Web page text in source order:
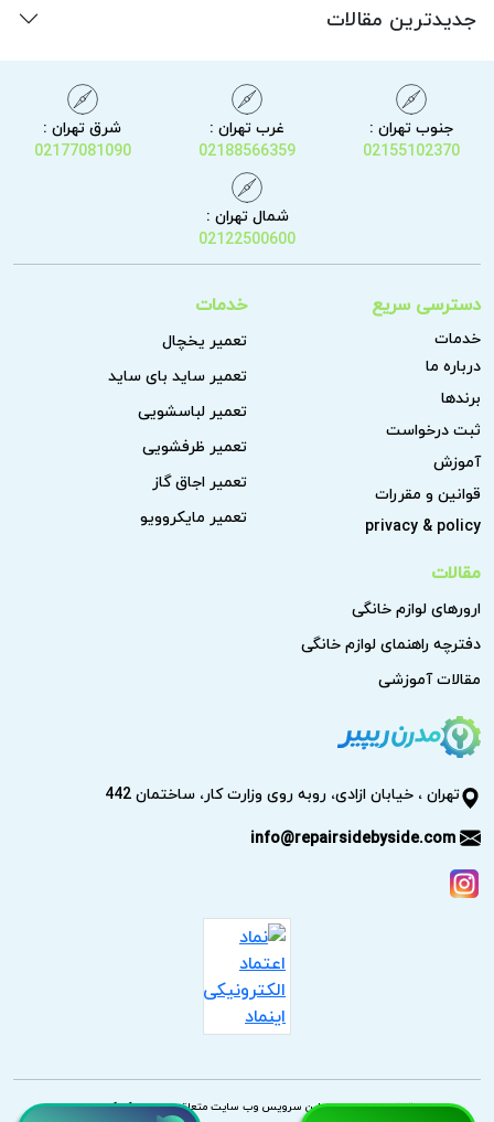
جدیدترین مقالات
جنوب تهران :
02155102370
غرب تهران :
02188566359
شرق تهران :
02177081090
شمال تهران :
02122500600
دسترسی سریع
خدمات
درباره ما
برندها
ثبت درخواست
آموزش
قوانین و مقررات
privacy & policy
خدمات
تعمیر یخچال
تعمیر ساید بای ساید
تعمیر لباسشویی
تعمیر ظرفشویی
تعمیر اجاق گاز
تعمیر مایکروویو
مقالات
ارورهای لوازم خانگی
دفترچه راهنمای لوازم خانگی
مقالات آموزشی
تهران ، خیابان ازادی، روبه روی وزارت کار، ساختمان 442
info@repairsidebyside.com
حقوق مادی و معنوی این سرویس وب سایت متعلق به مدرن تکنیک است.